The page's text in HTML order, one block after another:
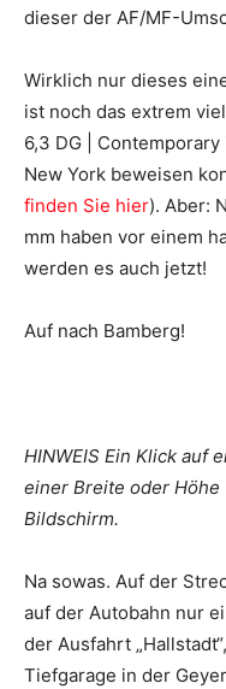
dieser der AF/MF-
Wirklich nur dieses
ist noch das extrem
6,3 DG |
New York beweisen
finden Sie hier). Aber:
mm haben vor einem
werden es auch jetzt!
Auf nach Bamberg!
HINWEIS Ein Klick auf
einer Breite oder Höhe
Bildschirm.
Na sowas. Auf der
auf der Autobahn nur
der Ausfahrt
Tiefgarage in der